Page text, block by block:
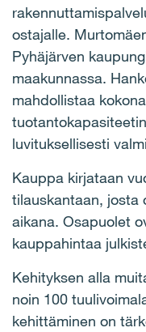
ostajalle.
Pyhäjärven
maakunnassa.
mahdollistaa
luvituksellisesti
Kauppa kirjataan
tilauskantaan, josta
aikana. Osapuolet
kauppahintaa
Kehityksen alla
noin 100
kehittäminen on